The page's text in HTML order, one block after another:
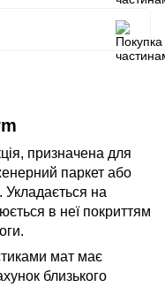
призначена для
паркет або
на
в неї покриттям
мат має
близького